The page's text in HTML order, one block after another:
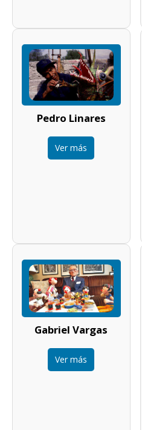
Pedro Linares
Ver más
Gabriel Vargas
Ver más